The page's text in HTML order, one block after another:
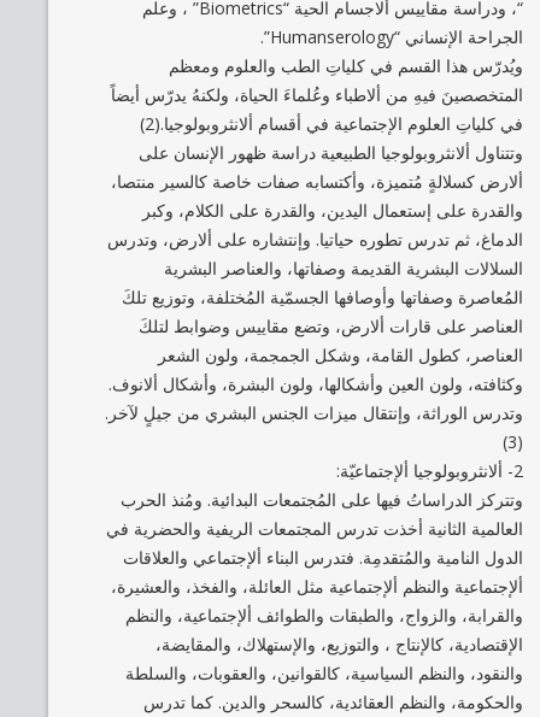
“، ودراسة مقاييس ألاجسام الحية “Biometrics” ، وعلم
الجراحة الإنساني “Humanserology”.
ويُدرّس هذا القسم في كلياتِ الطب والعلوم ومعظم
المتخصصينَ فيهِ من ألاطباء وعُلماءَ الحياة، ولكنهُ يدرّس أيضاً
في كلياتِ العلوم الإجتماعية في أقسام ألانثروبولوجيا.(2)
وتتناول ألانثروبولوجيا الطبيعية دراسة ظهور الإنسان على
ألارض كسلالةٍ مُتميزة، وأكتسابه صفات خاصة كالسير منتصا،
والقدرة على إستعمال اليدين، والقدرة على الكلام، وكبر
الدماغ، ثم تدرس تطوره حياتيا. وإنتشاره على ألارض، وتدرس
السلالات البشرية القديمة وصفاتها، والعناصر البشرية
المُعاصرة وصفاتها وأوصافها الجسمّية المُختلفة، وتوزيع تلكَ
العناصر على قارات ألارض، وتضع مقاييس وضوابط لتلكَ
العناصر، كطول القامة، وشكل الجمجمة، ولون الشعر
وكثافته، ولون العين وأشكالها، ولون البشرة، وأشكال ألانوف.
وتدرس الوراثة، وإنتقال ميزات الجنس البشري من جيلٍ لآخر.
(3)
2- ألانثروبولوجيا ألإجتماعيّة:
وتتركز الدراساتُ فيها على المُجتمعات البدائية. ومُنذ الحرب
العالمية الثانية أخذت تدرس المجتمعات الريفية والحضرية في
الدول النامية والمُتقدمِة. فتدرس البناء ألإجتماعي والعلاقات
ألإجتماعية والنظم ألإجتماعية مثل العائلة، والفخذ، والعشيرة،
والقرابة، والزواج، والطبقات والطوائف ألإجتماعية، والنظم
الإقتصادية، كالإنتاج ، والتوزيع، والإستهلاك، والمقايضة،
والنقود، والنظم السياسية، كالقوانين، والعقوبات، والسلطة
والحكومة، والنظم العقائدية، كالسحر والدين. كما تدرس